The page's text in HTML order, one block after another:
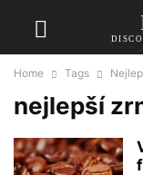
Home Tags
nejlepší